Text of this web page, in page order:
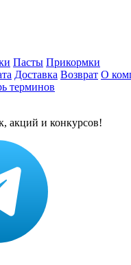
Пасты Прикормки
Доставка Возврат О
терминов
акций и конкурсов!